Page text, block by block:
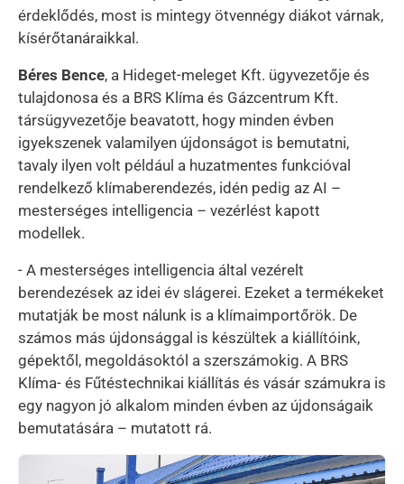
érdeklődés, most is mintegy ötvennégy diákot várnak,
kísérőtanáraikkal.
Béres Bence, a Hideget-meleget Kft. ügyvezetője és
tulajdonosa és a BRS Klíma és Gázcentrum Kft.
társügyvezetője beavatott, hogy minden évben
igyekszenek valamilyen újdonságot is bemutatni,
tavaly ilyen volt például a huzatmentes funkcióval
rendelkező klímaberendezés, idén pedig az AI –
mesterséges intelligencia – vezérlést kapott
modellek.
- A mesterséges intelligencia által vezérelt
berendezések az idei év slágerei. Ezeket a termékeket
mutatják be most nálunk is a klímaimportőrök. De
számos más újdonsággal is készültek a kiállítóink,
gépektől, megoldásoktól a szerszámokig. A BRS
Klíma- és Fűtéstechnikai kiállítás és vásár számukra is
egy nagyon jó alkalom minden évben az újdonságaik
bemutatására – mutatott rá.